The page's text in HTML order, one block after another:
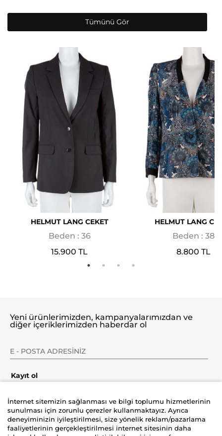
Tümünü Gör
HELMUT LANG CEKET
Beden : 36
15.900 TL
HELMUT LANG
Beden : 38
8.800 TL
Şirket
Yeni ürünlerimizden, kampanyalarımızdan ve
diğer içeriklerimizden haberdar ol
Kayıt ol
İnternet sitemizin sağlanması ve bilgi toplumu hizmetlerinin
sunulması için zorunlu çerezler kullanmaktayız. Ayrıca
deneyiminizin iyileştirilmesi, size yönelik reklam/pazarlama
faaliyetlerinin gerçekleştirilmesi internet sitesinin daha